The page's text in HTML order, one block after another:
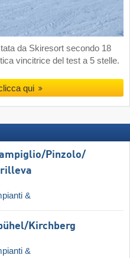
da Skiresort secondo 18
vincitrice del test a 5 stelle.
qui
​Pinzolo/​
&
​Kirchberg
&